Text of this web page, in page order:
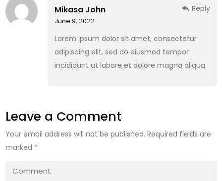
Mikasa John
June 9, 2022
Reply
Lorem ipsum dolor sit amet, consectetur
adipiscing elit, sed do eiusmod tempor
incididunt ut labore et dolore magna aliqua.
Leave a Comment
Your email address will not be published. Required fields are
marked *